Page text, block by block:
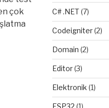
çok
C# .NET(7)
Codeigniter(2)
Domain (2)
Editor(3)
Elektronik (1)
ESP32 (1)